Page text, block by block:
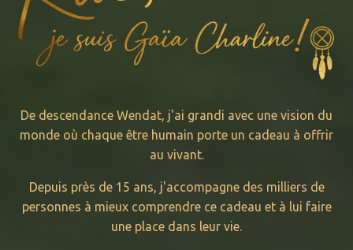
Femme solaire nomade, je
suis tombée dans la marmite
de l’entrepreneuriat
spirituel et virtuel en 2017.
De descendance Wendat, j'ai grandi avec une vision du
monde où chaque être humain porte un cadeau à offrir
au vivant.
Depuis près de 15 ans, j'accompagne des milliers de
personnes à mieux comprendre ce cadeau et à lui faire
une place dans leur vie.